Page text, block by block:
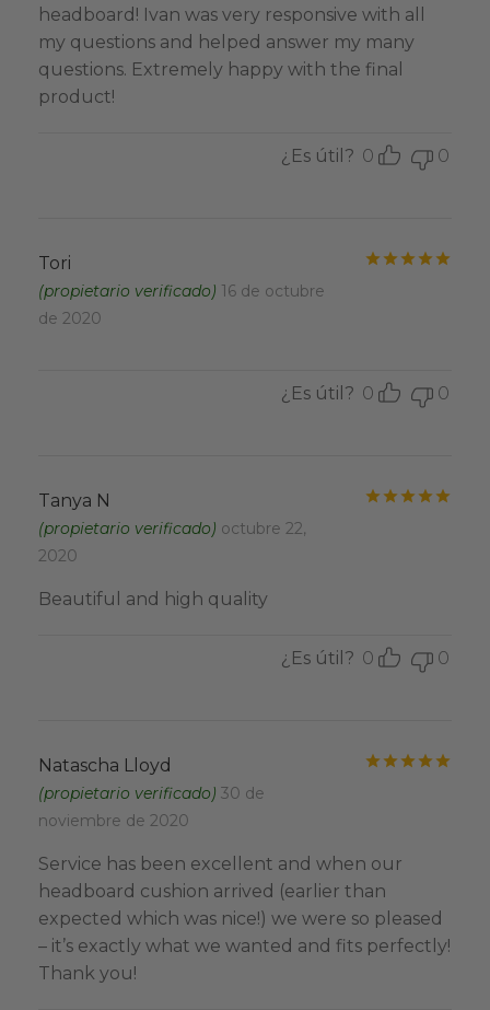
headboard! Ivan was very responsive with all
my questions and helped answer my many
questions. Extremely happy with the final
product!
¿Es útil? 0 0
Tori
(propietario verificado) 16 de octubre
de 2020
¿Es útil? 0 0
Tanya N
(propietario verificado) octubre 22,
2020
Beautiful and high quality
¿Es útil? 0 0
Natascha Lloyd
(propietario verificado) 30 de
noviembre de 2020
Service has been excellent and when our
headboard cushion arrived (earlier than
expected which was nice!) we were so pleased
– it’s exactly what we wanted and fits perfectly!
Thank you!